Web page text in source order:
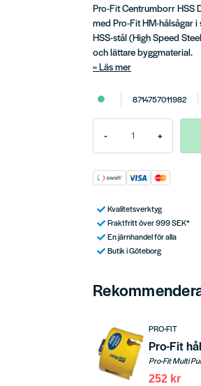
Pro-Fit Centrumborr HSS
med Pro-Fit HM-hålsågar
HSS-stål (High Speed
och lättare byggmaterial.
Läs mer
8714757011982
- +
Kvalitetsverktyg
Fraktfritt över 999 SEK*
En järnhandel för alla
Butik i Göteborg
PRO-FIT
Pro-Fit
252 kr